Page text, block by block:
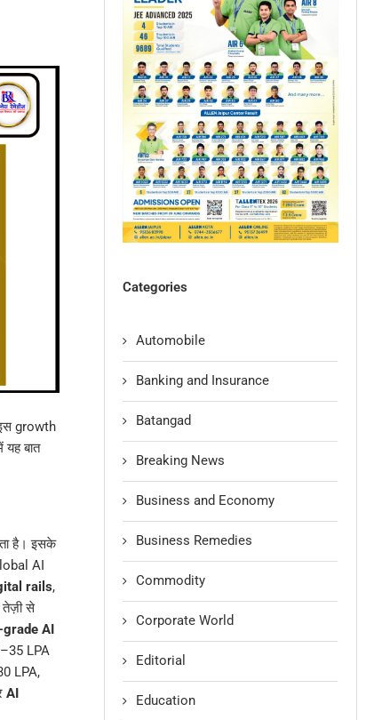
growth
यह बात
है। इसके
AI
rails,
से
AI
LPA
LPA,
AI
Categories
Automobile
Banking and Insurance
Batangad
Breaking News
Business and Economy
Business Remedies
Commodity
Corporate World
Editorial
Education